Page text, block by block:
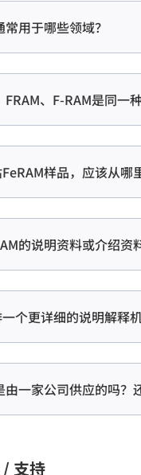
常用于哪些领域？
FRAM、F-RAM是同一
样品，应该从哪
的说明资料或介绍资
个更详细的说明解释
由一家公司供应的吗？
支持